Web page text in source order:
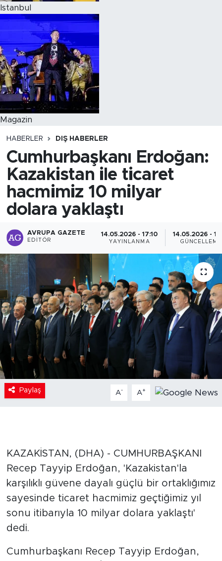
Istanbul
Magazin
HABERLER DIŞ HABERLER
Cumhurbaşkanı Erdoğan:
Kazakistan ile ticaret
hacmimiz 10 milyar
dolara yaklaştı
AVRUPA GAZETE
EDITÖR
14.05.2026 - 17:10
YAYINLANMA
14.05.2026 -
GÜNCELLEME
Paylaş A- A+
KAZAKİSTAN, (DHA) - CUMHURBAŞKANI
Recep Tayyip Erdoğan, 'Kazakistan'la
karşılıklı güvene dayalı güçlü bir ortaklığımız
sayesinde ticaret hacmimiz geçtiğimiz yıl
sonu itibarıyla 10 milyar dolara yaklaştı'
dedi.
Cumhurbaşkanı Recep Tayyip Erdoğan,